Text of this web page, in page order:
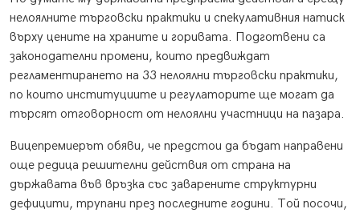
нелоялните търговски практики и спекулативния натиск
върху цените на храните и горивата. Подготвени са
законодателни промени, които предвиждат
регламентирането на 33 нелоялни търговски практики,
по които институциите и регулаторите ще могат да
търсят отговорност от нелоялни участници на пазара.
Вицепремиерът обяви, че предстои да бъдат направени
още редица решителни действия от страна на
държавата във връзка със заварените структурни
дефицити, трупани през последните години. Той посочи,